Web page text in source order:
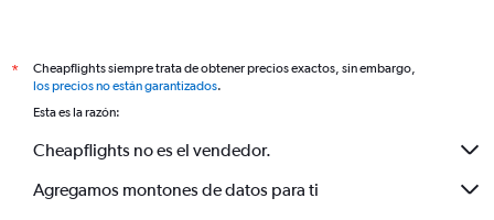
*
Cheapflights siempre trata de obtener precios exactos, sin embargo,
los precios no están garantizados.
Esta es la razón:
Cheapflights no es el vendedor.
Agregamos montones de datos para ti